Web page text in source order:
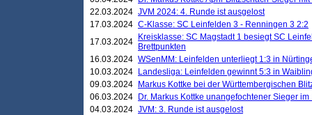
22.03.2024 JVM 2024: 4. Runde ist ausgelost
17.03.2024 C-Klasse: SC Leinfelden 3 - Renningen 3 2:2
17.03.2024
Kreisklasse: SC Magstadt 1 besiegt SC
Brettpunkten
16.03.2024 WSenMM: Leinfelden unterliegt 1:3 in
10.03.2024
Landesliga: Leinfelden gewinnt 5:3 in
09.03.2024
Markus Kottke bei der Württembergischen
06.03.2024
Dr. Markus Kottke unangefochtener Sieger
04.03.2024 JVM: 3. Runde ist ausgelost